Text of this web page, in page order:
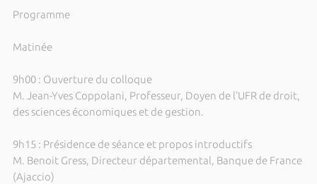
Programme
Matinée
9h00 : Ouverture du colloque
M. Jean-Yves Coppolani, Professeur, Doyen de l’UFR de droit,
des sciences économiques et de gestion.
9h15 : Présidence de séance et propos introductifs
M. Benoit Gress, Directeur départemental, Banque de France
(Ajaccio)